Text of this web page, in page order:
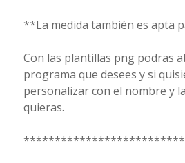
**La medida también es apta
Con las plantillas png podras
programa que desees y si
personalizar con el nombre y
quieras.